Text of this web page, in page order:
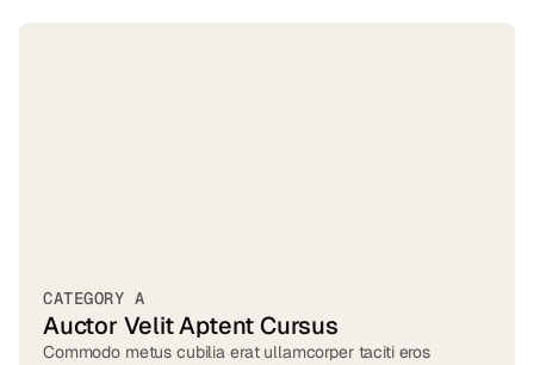
CATEGORY A
Auctor Velit Aptent Cursus
Commodo metus cubilia erat ullamcorper taciti eros